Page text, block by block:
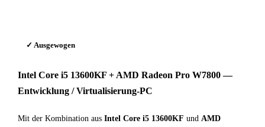
✓ Ausgewogen
Intel Core i5 13600KF + AMD Radeon Pro W7800 —
Entwicklung / Virtualisierung-PC
Mit der Kombination aus Intel Core i5 13600KF und AMD